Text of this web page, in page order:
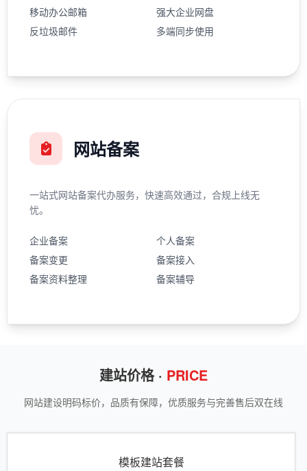
移动办公邮箱
强大企业网盘
反垃圾邮件
多端同步使用
网站备案
一站式网站备案代办服务，快速高效通过，合规上线无
忧。
企业备案
个人备案
备案变更
备案接入
备案资料整理
备案辅导
建站价格 · PRICE
网站建设明码标价，品质有保障，优质服务与完善售后双在线
模板建站套餐